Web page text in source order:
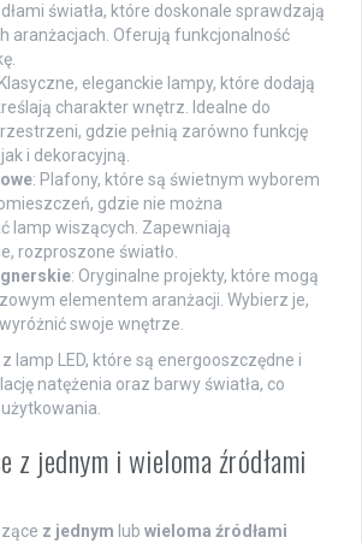
światła, które doskonale sprawdzają
aranżacjach. Oferują funkcjonalność
eleganckie lampy, które dodają
charakter wnętrz. Idealne do
gdzie pełnią zarówno funkcję
i dekoracyjną.
: Plafony, które są świetnym wyborem
gdzie nie można
lamp wiszących. Zapewniają
rozproszone światło.
: Oryginalne projekty, które mogą
elementem aranżacji. Wybierz je,
swoje wnętrze.
lamp LED, które są energooszczędne i
natężenia oraz barwy światła, co
z jednym i wieloma źródłami
z jednym lub wieloma źródłami